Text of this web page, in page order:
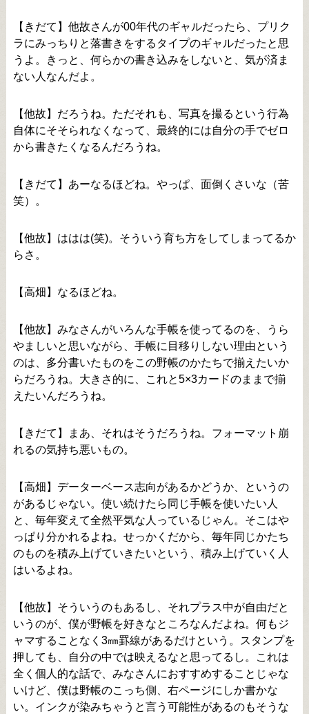
【きだて】他故さんが00年代のギャルだったら、プリク
ラにみっちりと落書きをするタイプのギャルだったと思
うよ。きっと、何らかの書き込みをしないと、気が済ま
ない人なんだよ。
【他故】だろうね。ただそれも、写真を撮るという行為
自体にそそられなくなって、最終的には自分の手でゼロ
から書きたくなるんだろうね。
【きだて】あーなるほどね。やっぱ、面倒くさいな（苦
笑）。
【他故】ははは(笑)。そういう育ち方をしてしまってるか
らさ。
【高畑】なるほどね。
【他故】みなさんがいろんな手帳を使ってるのを、うら
やましいと思いながら、手帳に目移りしない理由という
のは、多分書いたものをこの野帳のかたちで揃えたいか
らだろうね。大きさ的に、これと5×3カードのままで揃
えたいんだろうね。
【きだて】まあ、それはそうだろうね。フォーマット崩
れるの気持ち悪いもの。
【高畑】データーベース志向があるかどうか、というの
があるじゃない。使い続けたら同じ手帳を使いたい人
と、毎年変えて全然平気な人っているじゃん。そこはや
っぱり分かれるよね。せっかくだから、毎年同じかたち
のものを積み上げていきたいという、積み上げていく人
はいるよね。
【他故】そういうのもあるし、それプラス中が自由だと
いうのが、僕が野帳を好きなところなんだよね。何もジ
ャマすることなく3㎜罫線があるだけという。スタンプを
押しても、自分の中では映えるなと思ってるし。これは
全く個人的な話で、みなさんにおすすめすることじゃな
いけど、僕は野帳のこっち側、右ページにしか書かな
い。インクが染みちゃうと言う可能性があるのもそうな